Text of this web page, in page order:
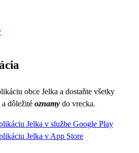
obce Jelka a dostaňte všetky
a dôležité oznamy do vrecka.